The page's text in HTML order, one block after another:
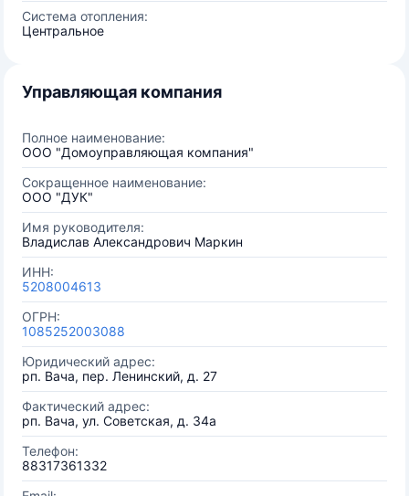
Система отопления:
Центральное
Управляющая компания
Полное наименование:
ООО "Домоуправляющая компания"
Сокращенное наименование:
ООО "ДУК"
Имя руководителя:
Владислав Александрович Маркин
ИНН:
5208004613
ОГРН:
1085252003088
Юридический адрес:
рп. Вача, пер. Ленинский, д. 27
Фактический адрес:
рп. Вача, ул. Советская, д. 34а
Телефон:
88317361332